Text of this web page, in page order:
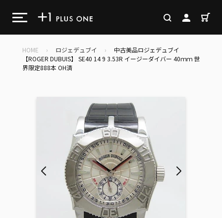
ン
検索 ログイン
HOME › ロジェデュブイ ›
中古美品ロジェデュブイ
【ROGER DUBUIS】 SE40 14 9 3.53R イージーダイバー 40ｍｍ 世
界限定888本 OH済